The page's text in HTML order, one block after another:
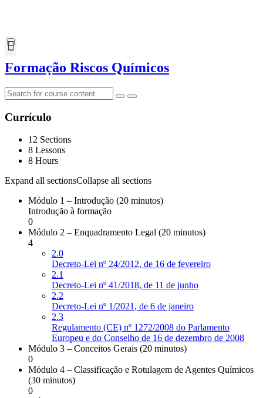
Formação Riscos Químicos
Currículo
12 Sections
8 Lessons
8 Hours
Expand all sectionsCollapse all sections
Módulo 1 – Introdução (20 minutos)
Introdução à formação
0
Módulo 2 – Enquadramento Legal (20 minutos)
4
2.0
Decreto-Lei nº 24/2012, de 16 de fevereiro
2.1
Decreto-Lei nº 41/2018, de 11 de junho
2.2
Decreto-Lei nº 1/2021, de 6 de janeiro
2.3
Regulamento (CE) nº 1272/2008 do Parlamento
Europeu e do Conselho de 16 de dezembro de 2008
Módulo 3 – Conceitos Gerais (20 minutos)
0
Módulo 4 – Classificação e Rotulagem de Agentes Químicos
(30 minutos)
0